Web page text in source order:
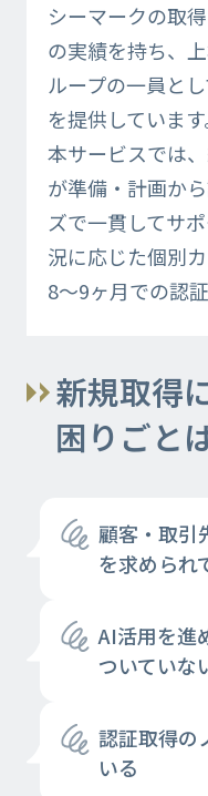
シーマークの取
の実績を持ち、
ループの一員と
を提供しています
本サービスでは
が準備・計画か
ズで一貫してサ
況に応じた個別
8〜9ヶ月での認
新規取得
困りごと
顧客・取引
を求められ
AI活用を進
ついていな
認証取得の
いる